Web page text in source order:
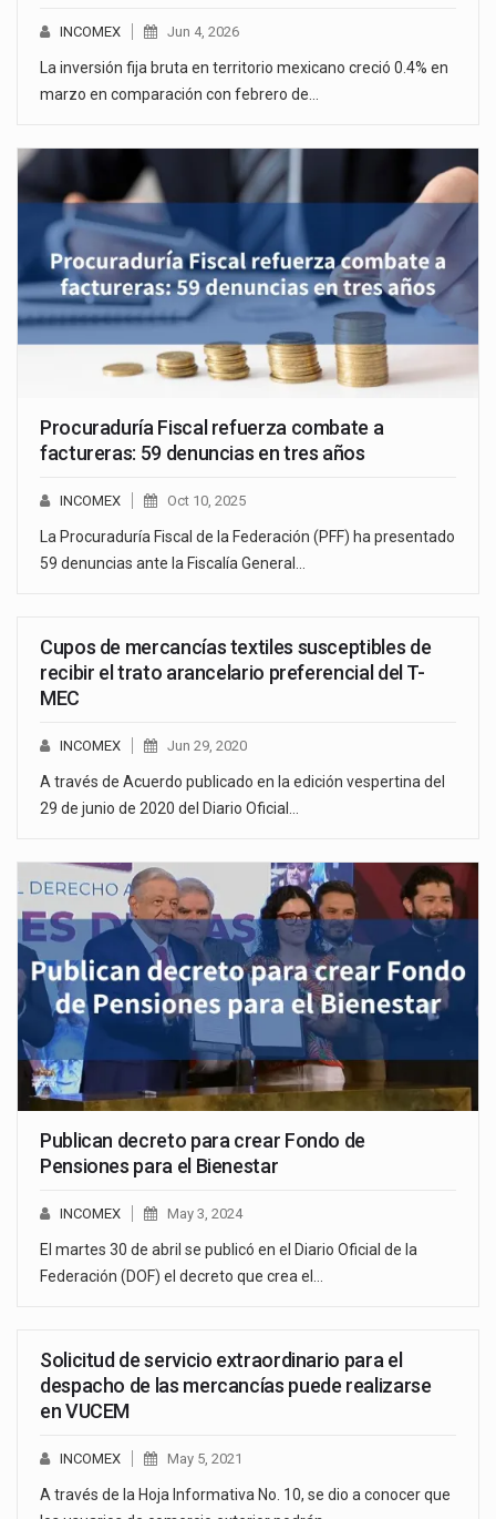
INCOMEX Jun 4, 2026
La inversión fija bruta en territorio mexicano creció 0.4% en
marzo en comparación con febrero de…
Procuraduría Fiscal refuerza combate a
factureras: 59 denuncias en tres años
INCOMEX Oct 10, 2025
La Procuraduría Fiscal de la Federación (PFF) ha presentado
59 denuncias ante la Fiscalía General…
Cupos de mercancías textiles susceptibles de
recibir el trato arancelario preferencial del T-
MEC
INCOMEX Jun 29, 2020
A través de Acuerdo publicado en la edición vespertina del
29 de junio de 2020 del Diario Oficial…
Publican decreto para crear Fondo de
Pensiones para el Bienestar
INCOMEX May 3, 2024
El martes 30 de abril se publicó en el Diario Oficial de la
Federación (DOF) el decreto que crea el…
Solicitud de servicio extraordinario para el
despacho de las mercancías puede realizarse
en VUCEM
INCOMEX May 5, 2021
A través de la Hoja Informativa No. 10, se dio a conocer que